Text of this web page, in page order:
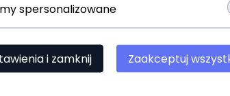
spersonalizowane
i zamknij Zaakceptuj
się